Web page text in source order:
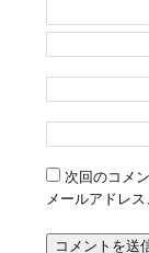
次回のコメ
メールアドレ